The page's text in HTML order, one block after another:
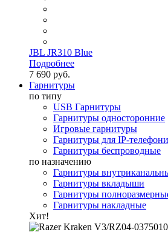
JBL JR310 Blue
Подробнее
7 690 руб.
Гарнитуры
по типу
USB Гарнитуры
Гарнитуры односторонние
Игровые гарнитуры
Гарнитуры для IP-
Гарнитуры беспроводные
по назначению
Гарнитуры
Гарнитуры вкладыши
Гарнитуры
Гарнитуры накладные
Хит!